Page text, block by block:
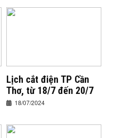
Lịch cắt điện TP Cần
Thơ, từ 18/7 đến 20/7
18/07/2024